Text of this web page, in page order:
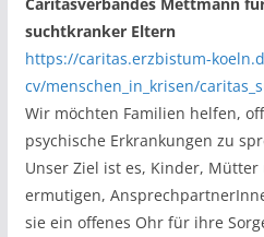
suchtkranker Eltern
https://caritas.erzbistum-
cv/menschen_in_krisen/
Wir möchten Familien helfen,
psychische Erkrankungen zu
Unser Ziel ist es, Kinder,
ermutigen,
sie ein offenes Ohr für ihre